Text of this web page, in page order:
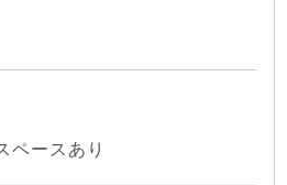
ペースあり